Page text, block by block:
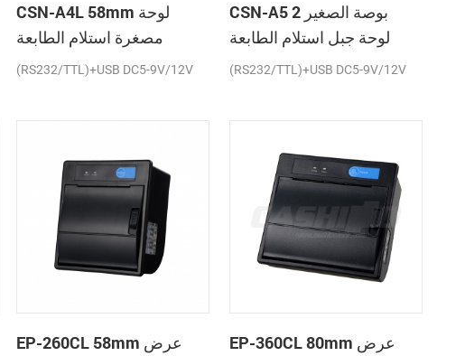
CSN-A4L 58mm لوحة
مصغرة استلام الطابعة
الحرارية
(RS232/TTL)+USB DC5-9V/12V
CSN-A5 2 بوصة الصغير
لوحة جبل استلام الطابعة
الحرارية
(RS232/TTL)+USB DC5-9V/12V
EP-260CL 58mm عرض
EP-360CL 80mm عرض